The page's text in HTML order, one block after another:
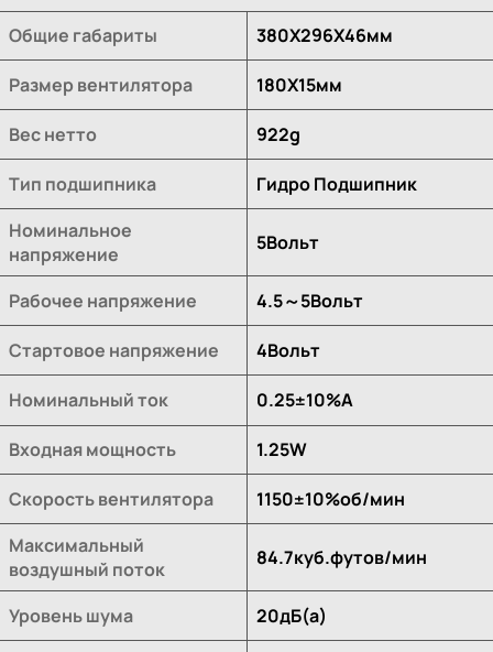
Общие габариты 380X296X46мм
Размер вентилятора 180X15мм
Вес нетто 922g
Тип подшипника
Гидро Подшипник
Номинальное
напряжение
5Вольт
Рабочее напряжение 4.5～5Вольт
Стартовое напряжение 4Вольт
Номинальный ток 0.25±10%A
Входная мощность 1.25W
Скорость вентилятора
1150±10%об/мин
Максимальный
воздушный поток
84.7куб.футов/мин
Уровень шума 20дБ(а)